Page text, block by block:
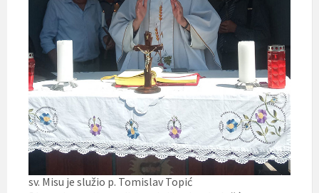
sv. Misu je služio p. Tomislav Topić